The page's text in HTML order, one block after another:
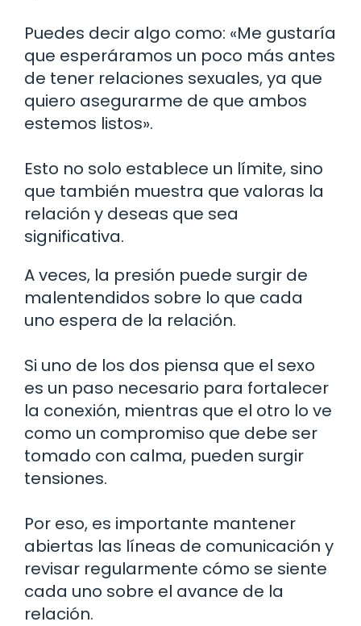
Puedes decir algo como: «Me gustaría
que esperáramos un poco más antes
de tener relaciones sexuales, ya que
quiero asegurarme de que ambos
estemos listos».
Esto no solo establece un límite, sino
que también muestra que valoras la
relación y deseas que sea
significativa.
A veces, la presión puede surgir de
malentendidos sobre lo que cada
uno espera de la relación.
Si uno de los dos piensa que el sexo
es un paso necesario para fortalecer
la conexión, mientras que el otro lo ve
como un compromiso que debe ser
tomado con calma, pueden surgir
tensiones.
Por eso, es importante mantener
abiertas las líneas de comunicación y
revisar regularmente cómo se siente
cada uno sobre el avance de la
relación.